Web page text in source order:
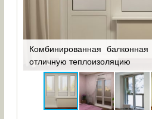
Комбинированная
отличную теплоизоляцию